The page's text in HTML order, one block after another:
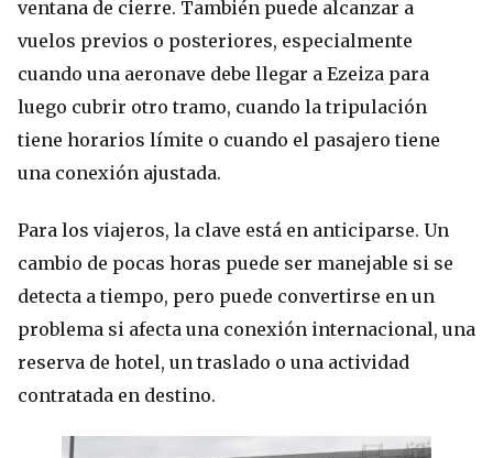
ventana de cierre. También puede alcanzar a
vuelos previos o posteriores, especialmente
cuando una aeronave debe llegar a Ezeiza para
luego cubrir otro tramo, cuando la tripulación
tiene horarios límite o cuando el pasajero tiene
una conexión ajustada.
Para los viajeros, la clave está en anticiparse. Un
cambio de pocas horas puede ser manejable si se
detecta a tiempo, pero puede convertirse en un
problema si afecta una conexión internacional, una
reserva de hotel, un traslado o una actividad
contratada en destino.